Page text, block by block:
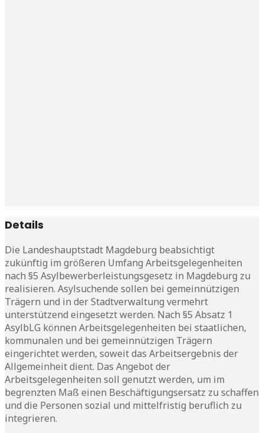
Details
Die Landeshauptstadt Magdeburg beabsichtigt
zukünftig im größeren Umfang Arbeitsgelegenheiten
nach §5 Asylbewerberleistungsgesetz in Magdeburg zu
realisieren. Asylsuchende sollen bei gemeinnützigen
Trägern und in der Stadtverwaltung vermehrt
unterstützend eingesetzt werden. Nach §5 Absatz 1
AsylbLG können Arbeitsgelegenheiten bei staatlichen,
kommunalen und bei gemeinnützigen Trägern
eingerichtet werden, soweit das Arbeitsergebnis der
Allgemeinheit dient. Das Angebot der
Arbeitsgelegenheiten soll genutzt werden, um im
begrenzten Maß einen Beschäftigungsersatz zu schaffen
und die Personen sozial und mittelfristig beruflich zu
integrieren.